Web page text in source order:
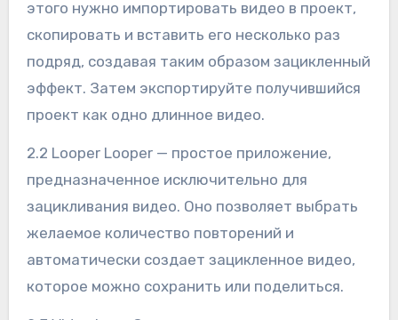
этого нужно импортировать видео в проект,
скопировать и вставить его несколько раз
подряд, создавая таким образом зацикленный
эффект. Затем экспортируйте получившийся
проект как одно длинное видео.
2.2 Looper Looper — простое приложение,
предназначенное исключительно для
зацикливания видео. Оно позволяет выбрать
желаемое количество повторений и
автоматически создает зацикленное видео,
которое можно сохранить или поделиться.